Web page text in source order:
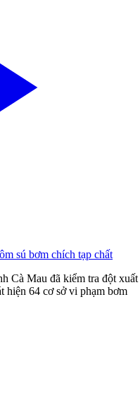
sú bơm chích tạp chất
Cà Mau đã kiểm tra đột xuất
hiện 64 cơ sở vi phạm bơm